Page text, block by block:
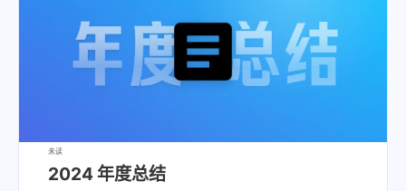
未读
2024 年度总结